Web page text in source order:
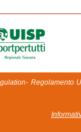
Regolamento